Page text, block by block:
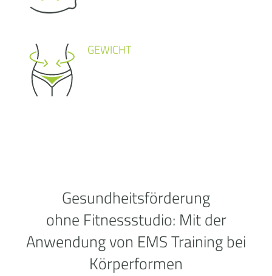
GEWICHT
Gesundheitsförderung
ohne Fitnessstudio: Mit der
Anwendung von EMS Training bei
Körperformen